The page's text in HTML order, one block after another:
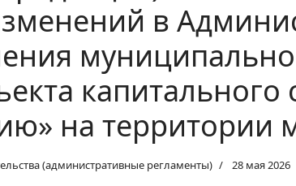
в
капитального
на
(административные регламенты) 28 мая 2026